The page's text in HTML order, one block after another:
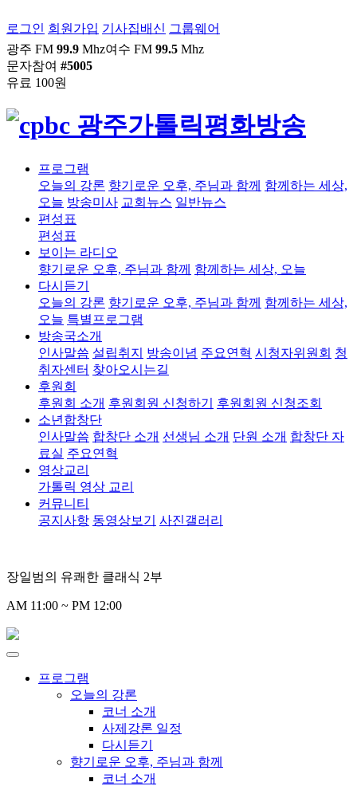
로그인 회원가입 기사집배신 그룹웨어
광주 FM 99.9 Mhz여수 FM 99.5 Mhz
문자참여 #5005
유료 100원
프로그램
오늘의 강론 향기로운 오후, 주님과 함께 함께하는 세상,
오늘 방송미사 교회뉴스 일반뉴스
편성표
편성표
보이는 라디오
향기로운 오후, 주님과 함께 함께하는 세상, 오늘
다시듣기
오늘의 강론 향기로운 오후, 주님과 함께 함께하는 세상,
오늘 특별프로그램
방송국소개
인사말씀 설립취지 방송이념 주요연혁 시청자위원회 청
취자센터 찾아오시는길
후원회
후원회 소개 후원회원 신청하기
후원회원 신청조회
소년합창단
인사말씀 합창단 소개 선생님 소개 단원 소개 합창단 자
료실 주요연혁
영상교리
가톨릭 영상 교리
커뮤니티
공지사항 동영상보기 사진갤러리
장일범의 유쾌한 클래식 2부
AM 11:00 ~ PM 12:00
프로그램
오늘의 강론
코너 소개
사제강론 일정
다시듣기
향기로운 오후, 주님과 함께
코너 소개